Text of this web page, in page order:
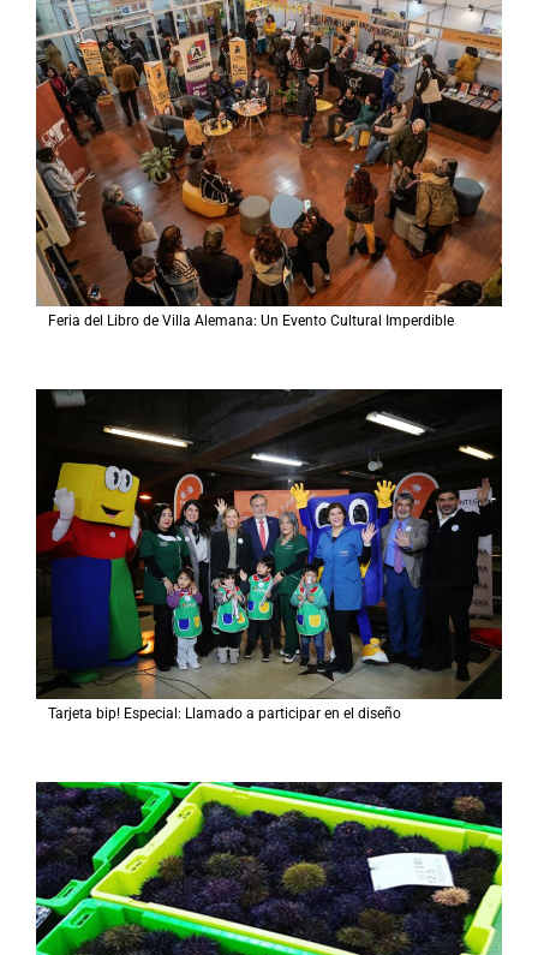
Feria del Libro de Villa Alemana: Un Evento Cultural Imperdible
Tarjeta bip! Especial: Llamado a participar en el diseño